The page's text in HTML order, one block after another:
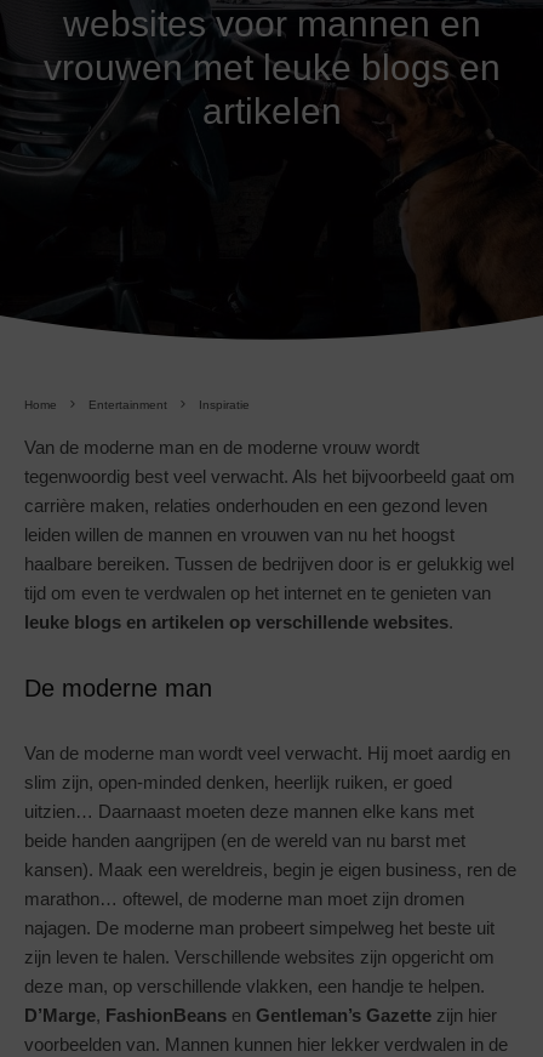
websites voor mannen en
vrouwen met leuke blogs en
artikelen
Home Entertainment Inspiratie
Van de moderne man en de moderne vrouw wordt
tegenwoordig best veel verwacht. Als het bijvoorbeeld gaat om
carrière maken, relaties onderhouden en een gezond leven
leiden willen de mannen en vrouwen van nu het hoogst
haalbare bereiken. Tussen de bedrijven door is er gelukkig wel
tijd om even te verdwalen op het internet en te genieten van
leuke blogs en artikelen op verschillende websites.
De moderne man
Van de moderne man wordt veel verwacht. Hij moet aardig en
slim zijn, open-minded denken, heerlijk ruiken, er goed
uitzien… Daarnaast moeten deze mannen elke kans met
beide handen aangrijpen (en de wereld van nu barst met
kansen). Maak een wereldreis, begin je eigen business, ren de
marathon… oftewel, de moderne man moet zijn dromen
najagen. De moderne man probeert simpelweg het beste uit
zijn leven te halen. Verschillende websites zijn opgericht om
deze man, op verschillende vlakken, een handje te helpen.
D’Marge, FashionBeans en Gentleman’s Gazette zijn hier
voorbeelden van. Mannen kunnen hier lekker verdwalen in de